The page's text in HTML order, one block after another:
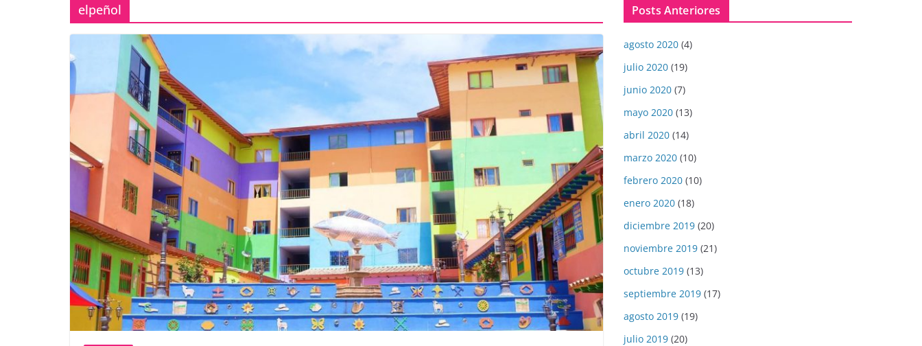
elpeñol Posts Anteriores
agosto 2020 (4)
julio 2020 (19)
junio 2020 (7)
mayo 2020 (13)
abril 2020 (14)
marzo 2020 (10)
febrero 2020 (10)
enero 2020 (18)
diciembre 2019 (20)
noviembre 2019 (21)
octubre 2019 (13)
septiembre 2019 (17)
agosto 2019 (19)
julio 2019 (20)